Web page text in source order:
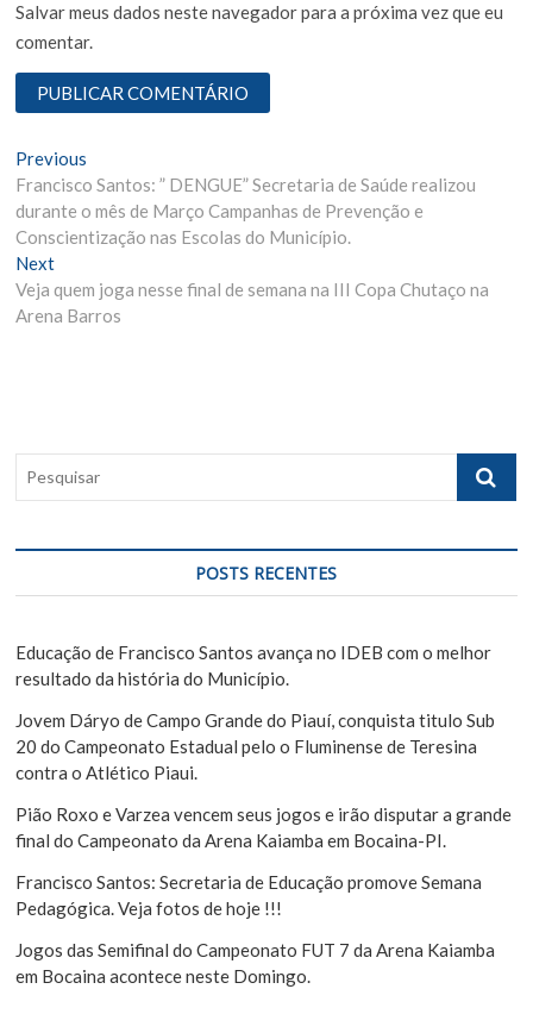
Salvar meus dados neste navegador para a próxima vez que eu
comentar.
N
a
v
e
g
o
d
e
s
t
Previous
r
e
v
o
u
:
Francisco Santos: ” DENGUE” Secretaria de Saúde realizou
durante o mês de Março Campanhas de Prevenção e
Conscientização nas Escolas do Município.
Next
e
x
:
Veja quem joga nesse final de semana na III Copa Chutaço na
Arena Barros
q
i
a
POSTS RECENTES
Educação de Francisco Santos avança no IDEB com o melhor
resultado da história do Município.
Jovem Dáryo de Campo Grande do Piauí, conquista titulo Sub
20 do Campeonato Estadual pelo o Fluminense de Teresina
contra o Atlético Piaui.
Pião Roxo e Varzea vencem seus jogos e irão disputar a grande
final do Campeonato da Arena Kaiamba em Bocaina-PI.
Francisco Santos: Secretaria de Educação promove Semana
Pedagógica. Veja fotos de hoje !!!
Jogos das Semifinal do Campeonato FUT 7 da Arena Kaiamba
em Bocaina acontece neste Domingo.